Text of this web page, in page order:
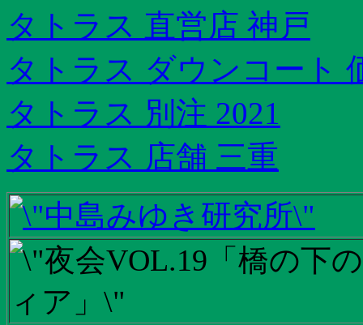
タトラス 直営店 神戸
タトラス ダウンコート
タトラス 別注 2021
タトラス 店舗 三重